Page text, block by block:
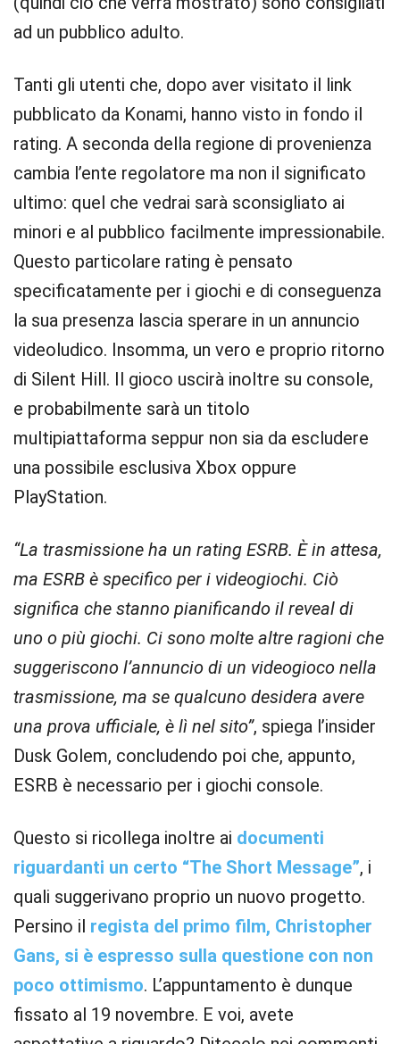
ad un pubblico adulto.
Tanti gli utenti che, dopo aver visitato il link
pubblicato da Konami, hanno visto in fondo il
rating. A seconda della regione di provenienza
cambia l’ente regolatore ma non il significato
ultimo: quel che vedrai sarà sconsigliato ai
minori e al pubblico facilmente impressionabile.
Questo particolare rating è pensato
specificatamente per i giochi e di conseguenza
la sua presenza lascia sperare in un annuncio
videoludico. Insomma, un vero e proprio ritorno
di Silent Hill. Il gioco uscirà inoltre su console,
e probabilmente sarà un titolo
multipiattaforma seppur non sia da escludere
una possibile esclusiva Xbox oppure
PlayStation.
“La trasmissione ha un rating ESRB. È in attesa,
ma ESRB è specifico per i videogiochi. Ciò
significa che stanno pianificando il reveal di
uno o più giochi. Ci sono molte altre ragioni che
suggeriscono l’annuncio di un videogioco nella
trasmissione, ma se qualcuno desidera avere
una prova ufficiale, è lì nel sito”, spiega l’insider
Dusk Golem, concludendo poi che, appunto,
ESRB è necessario per i giochi console.
Questo si ricollega inoltre ai documenti
riguardanti un certo “The Short Message”, i
quali suggerivano proprio un nuovo progetto.
Persino il regista del primo film, Christopher
Gans, si è espresso sulla questione con non
poco ottimismo. L’appuntamento è dunque
fissato al 19 novembre. E voi, avete